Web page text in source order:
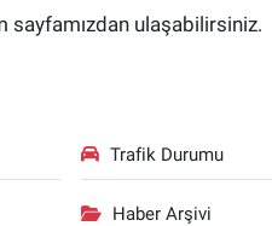
sayfamızdan ulaşabilirsiniz.
Trafik Durumu
Haber Arşivi